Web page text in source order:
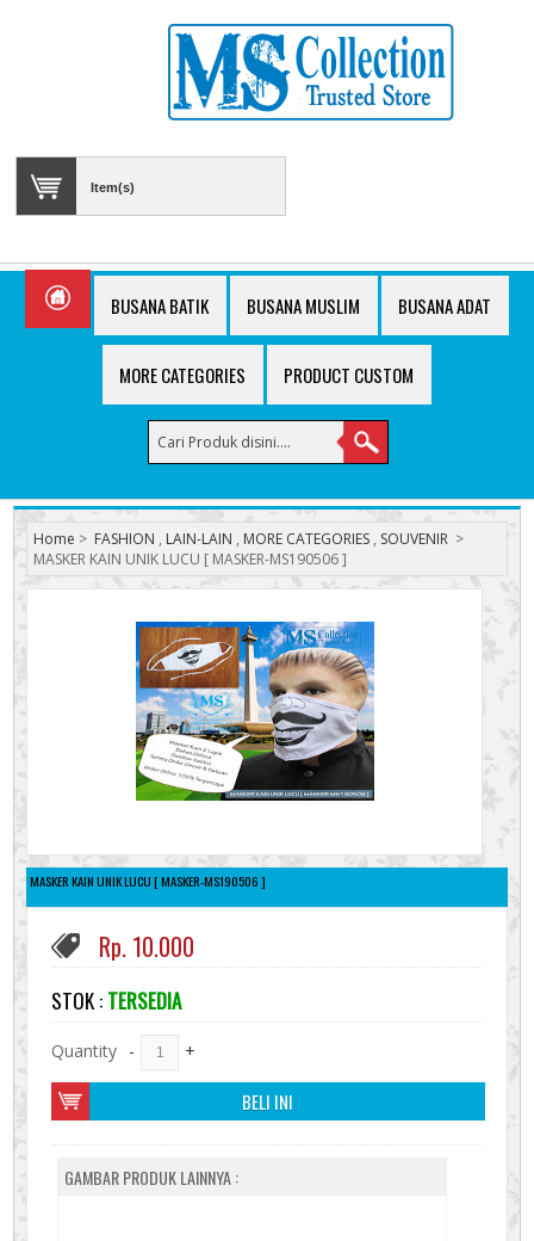
Item(s)
BUSANA BATIK BUSANA MUSLIM BUSANA ADAT
MORE CATEGORIES PRODUCT CUSTOM
Home > FASHION , LAIN-LAIN , MORE CATEGORIES , SOUVENIR >
MASKER KAIN UNIK LUCU [ MASKER-MS190506 ]
MASKER KAIN UNIK LUCU [ MASKER-MS190506 ]
Rp. 10.000
STOK : TERSEDIA
Quantity - +
BELI INI
GAMBAR PRODUK LAINNYA :